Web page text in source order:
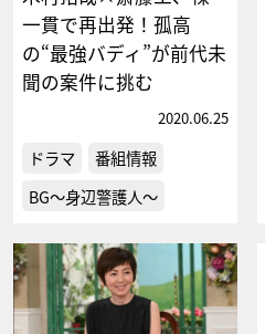
一貫で再出発！孤高
の“最強バディ”が前代未
聞の案件に挑む
2020.06.25
ドラマ
番組情報
BG～身辺警護人～